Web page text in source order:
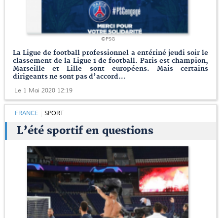
©PSG
La Ligue de football professionnel a entériné jeudi soir le
classement de la Ligue 1 de football. Paris est champion,
Marseille et Lille sont européens. Mais certains
dirigeants ne sont pas d’accord…
Le 1 Mai 2020 12:19
FRANCE SPORT
L’été sportif en questions